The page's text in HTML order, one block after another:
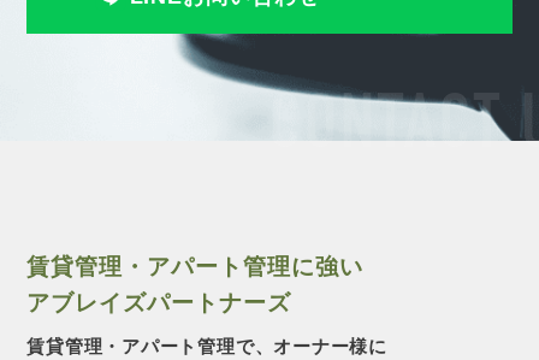
CONTACT
賃貸管理・アパート管理に強い
アブレイズパートナーズ
賃貸管理・アパート管理で、オーナー様に